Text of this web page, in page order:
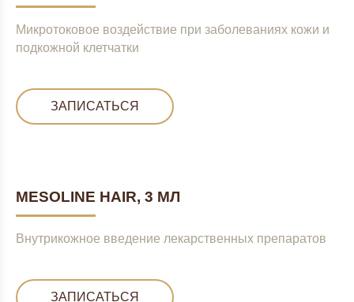
Микротоковое воздействие при заболеваниях кожи и
подкожной клетчатки
ЗАПИСАТЬСЯ
MESOLINE HAIR, 3 МЛ
Внутрикожное введение лекарственных препаратов
ЗАПИСАТЬСЯ